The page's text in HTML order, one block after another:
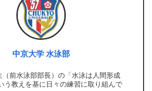
中京大学 水泳部
（前水泳部部長）の「水泳は人間形成
う教えを基に日々の練習に取り組んで